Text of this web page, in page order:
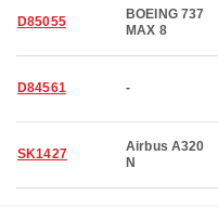
D85055
BOEING 737
MAX 8
D84561 -
SK1427
Airbus A320
N